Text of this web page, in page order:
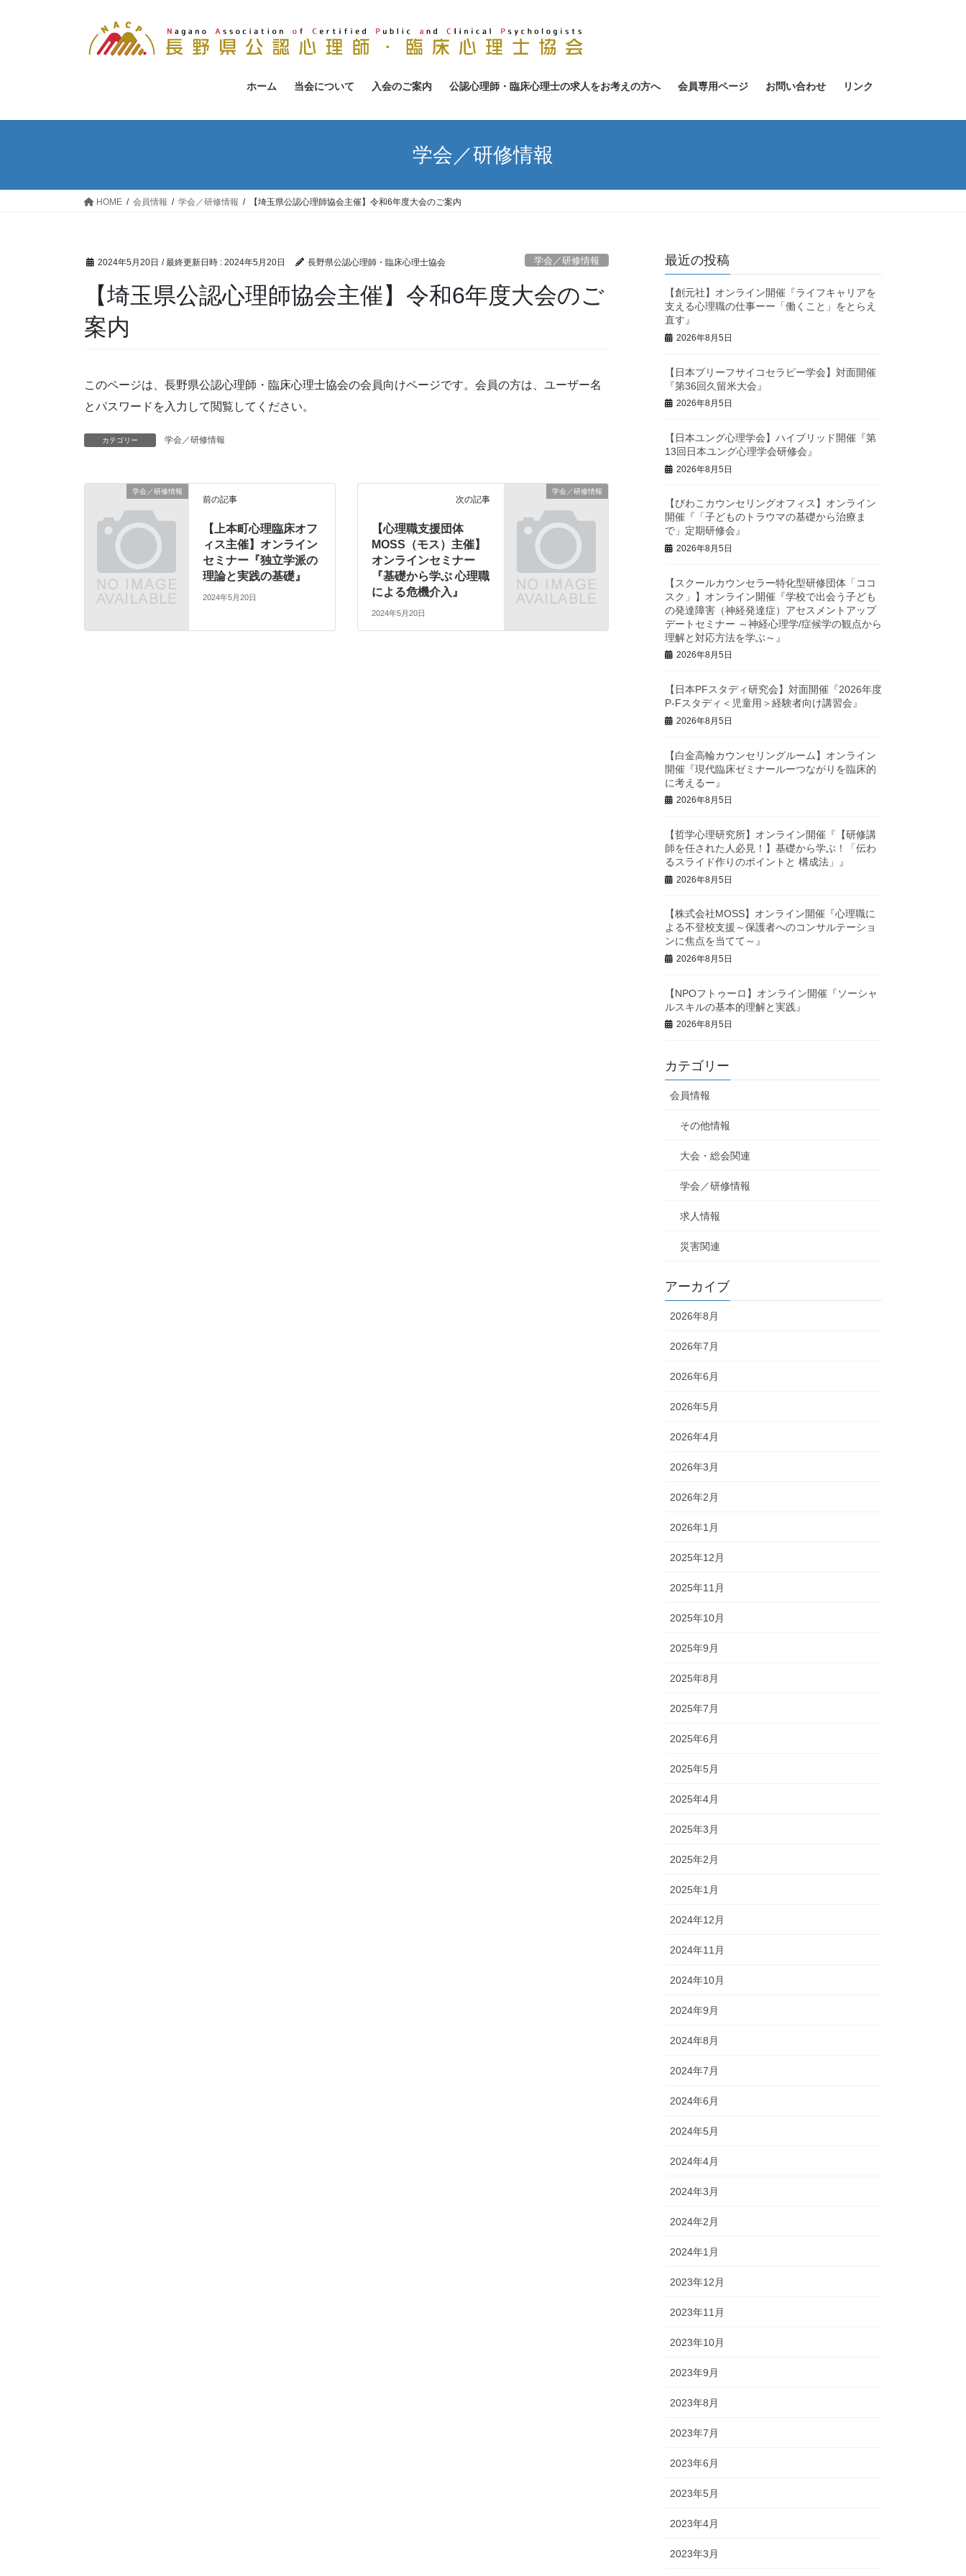
ホーム 当会について 入会のご案内 公認心理師・臨床心理士の求人をお考えの方へ 会員専用ページ お問い合わせ リンク
学会／研修情報
HOME 会員情報 学会／研修情報 【埼玉県公認心理師協会主催】令和6年度大会のご案内
2024年5月20日 / 最終更新日時 : 2024年5月20日 長野県公認心理師・臨床心理士協会 学会／研修情報
【埼玉県公認心理師協会主催】令和6年度大会のご
案内
このページは、長野県公認心理師・臨床心理士協会の会員向けページです。会員の方は、ユーザー名
とパスワードを入力して閲覧してください。
カテゴリー 学会／研修情報
学会／研修情報
前の記事
【上本町心理臨床オフ
ィス主催】オンライン
セミナー『独立学派の
理論と実践の基礎』
2024年5月20日
学会／研修情報
次の記事
【心理職支援団体
MOSS（モス）主催】
オンラインセミナー
『基礎から学ぶ 心理職
による危機介入』
2024年5月20日
最近の投稿
【創元社】オンライン開催『ライフキャリアを
支える心理職の仕事ーー「働くこと」をとらえ
直す』
2026年8月5日
【日本ブリーフサイコセラピー学会】対面開催
『第36回久留米大会』
2026年8月5日
【日本ユング心理学会】ハイブリッド開催『第
13回日本ユング心理学会研修会』
2026年8月5日
【びわこカウンセリングオフィス】オンライン
開催『「子どものトラウマの基礎から治療ま
で」定期研修会』
2026年8月5日
【スクールカウンセラー特化型研修団体「ココ
スク」】オンライン開催『学校で出会う子ども
の発達障害（神経発達症）アセスメントアップ
デートセミナー ～神経心理学/症候学の観点から
理解と対応方法を学ぶ～』
2026年8月5日
【日本PFスタディ研究会】対面開催『2026年度
P-Fスタディ＜児童用＞経験者向け講習会』
2026年8月5日
【白金高輪カウンセリングルーム】オンライン
開催『現代臨床ゼミナールーつながりを臨床的
に考えるー』
2026年8月5日
【哲学心理研究所】オンライン開催『【研修講
師を任された人必見！】基礎から学ぶ！「伝わ
るスライド作りのポイントと 構成法」』
2026年8月5日
【株式会社MOSS】オンライン開催『心理職に
よる不登校支援～保護者へのコンサルテーショ
ンに焦点を当てて～』
2026年8月5日
【NPOフトゥーロ】オンライン開催『ソーシャ
ルスキルの基本的理解と実践』
2026年8月5日
カテゴリー
会員情報
その他情報
大会・総会関連
学会／研修情報
求人情報
災害関連
アーカイブ
2026年8月
2026年7月
2026年6月
2026年5月
2026年4月
2026年3月
2026年2月
2026年1月
2025年12月
2025年11月
2025年10月
2025年9月
2025年8月
2025年7月
2025年6月
2025年5月
2025年4月
2025年3月
2025年2月
2025年1月
2024年12月
2024年11月
2024年10月
2024年9月
2024年8月
2024年7月
2024年6月
2024年5月
2024年4月
2024年3月
2024年2月
2024年1月
2023年12月
2023年11月
2023年10月
2023年9月
2023年8月
2023年7月
2023年6月
2023年5月
2023年4月
2023年3月